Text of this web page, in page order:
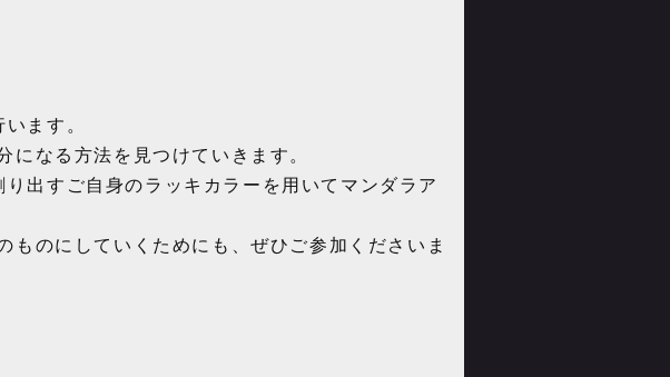
ます。
なる方法を見つけていきます。
出すご自身のラッキカラーを用いてマンダラア
のにしていくためにも、ぜひご参加くださいま